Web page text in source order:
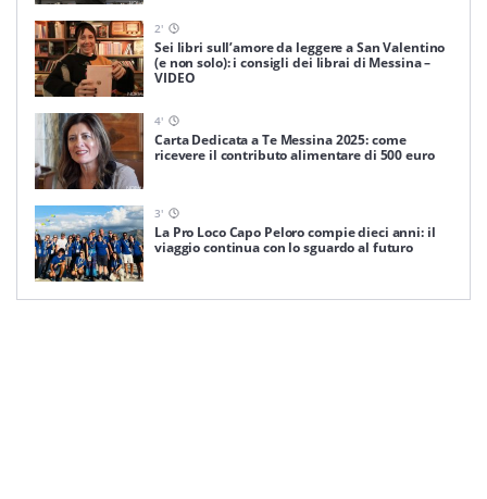
2'
Sei libri sull’amore da leggere a San Valentino
(e non solo): i consigli dei librai di Messina –
VIDEO
4'
Carta Dedicata a Te Messina 2025: come
ricevere il contributo alimentare di 500 euro
3'
La Pro Loco Capo Peloro compie dieci anni: il
viaggio continua con lo sguardo al futuro